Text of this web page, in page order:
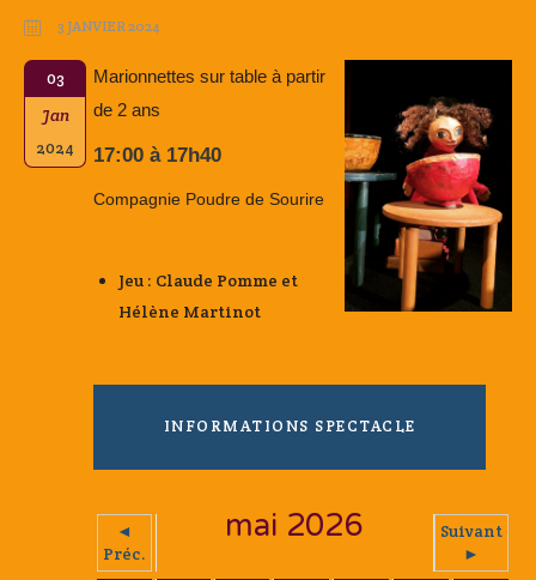
3 JANVIER 2024
03
Jan
2024
Marionnettes sur table à partir
de 2 ans
17:00 à 17h40
Compagnie Poudre de Sourire
Jeu : Claude Pomme et
Hélène Martinot
INFORMATIONS SPECTACLE
◄
Préc.
mai 2026
Suivant
►